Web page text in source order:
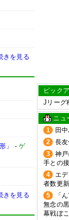
きを見る
」 -ゲ
きを見る
ピック
Jリーグ
ニュ
1
田
2
長
3
神
手との
4
エ
者数更
5
「
無念の
幕戦ぼ